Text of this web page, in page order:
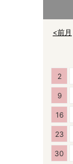
<前月
2
9
16
23
30